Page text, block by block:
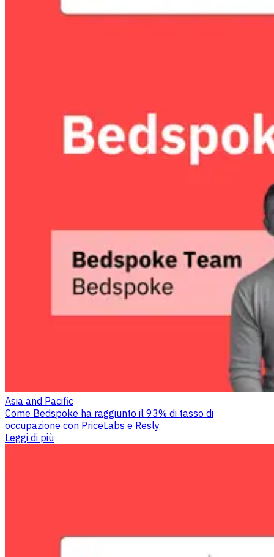
Asia and Pacific
Come Bedspoke ha raggiunto il 93% di tasso di
occupazione con PriceLabs e Resly
Leggi di più